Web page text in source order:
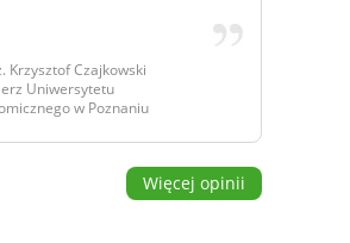
Krzysztof Czajkowski
Uniwersytetu
w Poznaniu
Więcej opinii